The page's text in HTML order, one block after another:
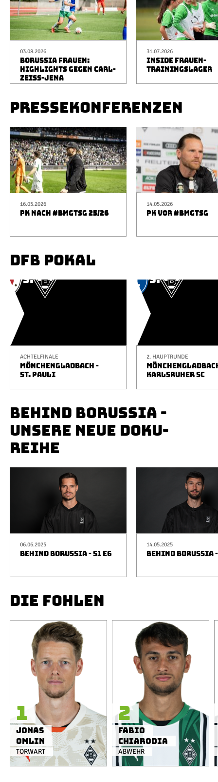
03.08.2026
BORUSSIA FRAUEN:
HIGHLIGHTS GEGEN CARL-
ZEISS-JENA
31.07.2026
INSIDE FRAUEN-
TRAININGSLAGER
PRESSEKONFERENZEN
16.05.2026
PK NACH #BMGTSG 25/26
14.05.2026
PK VOR #BMGTSG
DFB POKAL
ACHTELFINALE
MÖNCHENGLADBACH -
ST. PAULI
2. HAUPTRUNDE
KARLSRUHER SC
BEHIND BORUSSIA -
UNSERE NEUE DOKU-
REIHE
06.06.2025
BEHIND BORUSSIA - S1 E6
14.05.2025
BEHIND BORUSSIA
DIE FOHLEN
TORWART
Jonas
Omlin
1
ABWEHR
Fabio
Chiarodia
2